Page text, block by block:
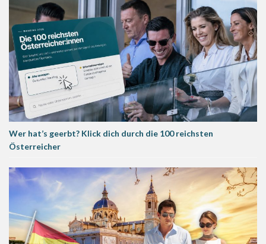
Wer hat’s geerbt? Klick dich durch die 100 reichsten
Österreicher